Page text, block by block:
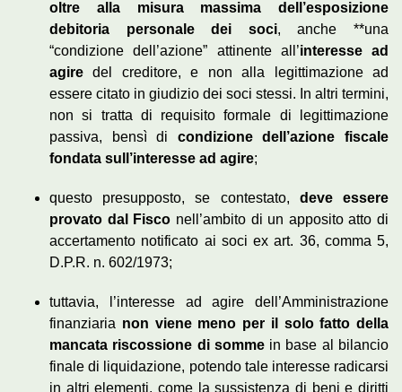
oltre alla misura massima dell’esposizione
debitoria personale dei soci, anche **una
“condizione dell’azione” attinente all’interesse ad
agire del creditore, e non alla legittimazione ad
essere citato in giudizio dei soci stessi. In altri termini,
non si tratta di requisito formale di legittimazione
passiva, bensì di condizione dell’azione fiscale
fondata sull’interesse ad agire;
questo presupposto, se contestato, deve essere
provato dal Fisco nell’ambito di un apposito atto di
accertamento notificato ai soci ex art. 36, comma 5,
D.P.R. n. 602/1973;
tuttavia, l’interesse ad agire dell’Amministrazione
finanziaria non viene meno per il solo fatto della
mancata riscossione di sommein base al bilancio
finale di liquidazione, potendo tale interesse radicarsi
in altri elementi, come la sussistenza di beni e diritti